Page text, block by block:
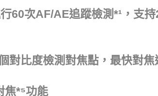
60次AF/AE追蹤檢測*¹，支持
對比度檢測對焦點，最快對
焦*⁵功能